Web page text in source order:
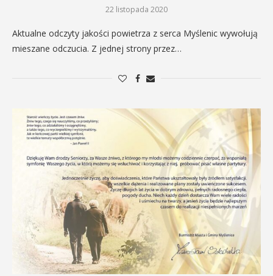
22 listopada 2020
Aktualne odczyty jakości powietrza z serca Myślenic wywołują
mieszane odczucia. Z jednej strony przez…